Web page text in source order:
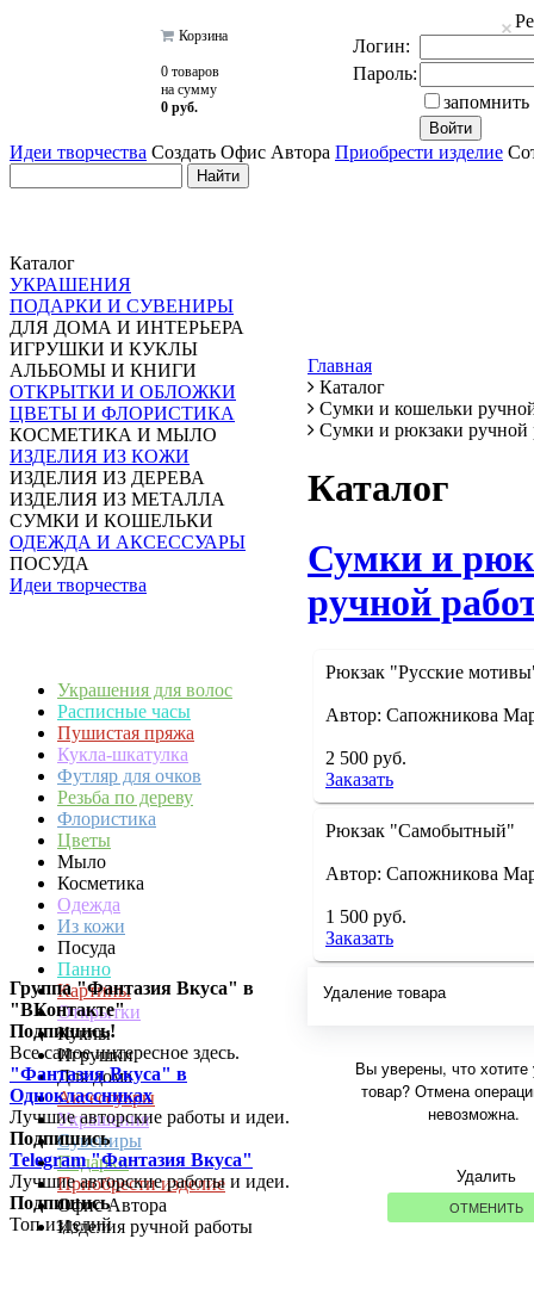
Корзина
0 товаров
на сумму
0 руб.
Логин:
Пароль:
запомнить
Идеи творчества Создать Офис Автора Приобрести изделие
Каталог
УКРАШЕНИЯ
ПОДАРКИ И СУВЕНИРЫ
ДЛЯ ДОМА И ИНТЕРЬЕРА
ИГРУШКИ И КУКЛЫ
АЛЬБОМЫ И КНИГИ
ОТКРЫТКИ И ОБЛОЖКИ
ЦВЕТЫ И ФЛОРИСТИКА
КОСМЕТИКА И МЫЛО
ИЗДЕЛИЯ ИЗ КОЖИ
ИЗДЕЛИЯ ИЗ ДЕРЕВА
ИЗДЕЛИЯ ИЗ МЕТАЛЛА
СУМКИ И КОШЕЛЬКИ
ОДЕЖДА И АКСЕССУАРЫ
ПОСУДА
Идеи творчества
Украшения для волос
Расписные часы
Пушистая пряжа
Кукла-шкатулка
Футляр для очков
Резьба по дереву
Флористика
Цветы
Мыло
Косметика
Одежда
Из кожи
Посуда
Панно
Картины
Открытки
Куклы
Игрушки
Для дома
Аксессуары
Украшения
Сувениры
Подарки
Приобрести изделие
Офис Автора
Изделия ручной работы
Группа "Фантазия Вкуса" в
"ВКонтакте"
Подпишись!
Все самое интересное здесь.
"Фантазия Вкуса" в
Одноклассниках
Лучшие авторские работы и идеи.
Подпишись
Telegram "Фантазия Вкуса"
Лучшие авторские работы и идеи.
Подпишись
Главная
Каталог
Сумки и кошельки
Сумки и рюкзаки ручной
Каталог
Сумки и
ручной
Рюкзак "Русские
Автор: Сапожникова
2 500 руб.
Заказать
Рюкзак "Самобытный"
Автор: Сапожникова
1 500 руб.
Заказать
Удаление товара
Вы уверены, что хотите
товар? Отмена
невозможна.
Удалить
ОТМЕНИТЬ
Топ изделий